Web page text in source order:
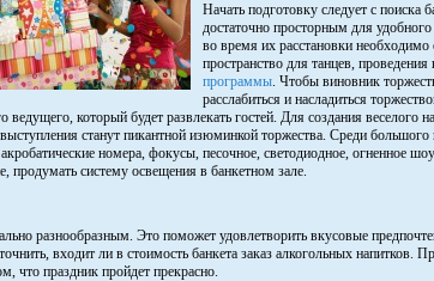
Начать подготовку следует с поиска
достаточно просторным для
во время их расстановки необходимо
пространство для танцев, проведения
программы. Чтобы виновник
расслабиться и насладиться
ведущего, который будет развлекать гостей. Для создания веселого
станут пикантной изюминкой торжества. Среди
номера, фокусы, песочное, светодиодное, огненное
продумать систему освещения в банкетном зале.
разнообразным. Это поможет удовлетворить вкусовые
входит ли в стоимость банкета заказ алкогольных напитков.
что праздник пройдет прекрасно.